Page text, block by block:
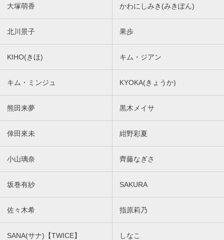
大塚萌香 かわにしみき(みきぽん)
北川景子 果歩
KIHO(きほ) キム・ジアン
キム・ミンジュ KYOKA(きょうか)
熊田来夢 黒木メイサ
倖田來未 紺野彩夏
小山璃奈 齊藤なぎさ
坂巻有紗 SAKURA
佐々木希 指原莉乃
SANA(サナ)【TWICE】 しなこ